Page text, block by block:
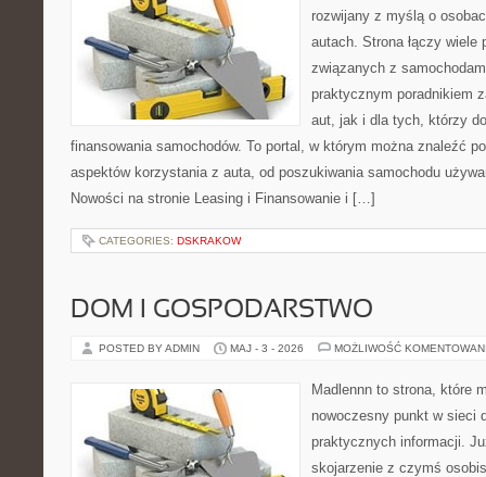
rozwijany z myślą o
autach. Strona łączy wiele
związanych z
praktycznym poradnikiem
aut, jak i dla tych, którzy
finansowania samochodów. To portal, w którym można znaleźć
aspektów korzystania z auta, od poszukiwania samochodu
Nowości na stronie Leasing i Finansowanie i […]
CATEGORIES: DSKRAKOW
DOM I GOSPODARSTWO
POSTED BY ADMIN MAJ - 3 - 2026 MOŻLIWOŚĆ
Madlennn to strona, które
nowoczesny punkt w sieci
praktycznych informacji.
skojarzenie z czymś